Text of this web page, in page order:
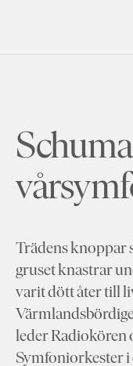
Trädens knoppar
gruset knastrar
varit dött åter till
leder Radiokören
Symfoniorkester